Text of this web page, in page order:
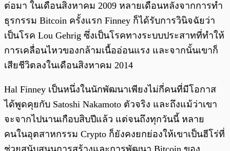
ต่อมา ในเดือนสิงหาคม 2009 หลายเดือนหลังจากการทำ
ธุรกรรม Bitcoin ครั้งแรก Finney ก็ได้รับการวินิจฉัยว่า
เป็นโรค Lou Gehrig ซึ่งเป็นโรคทางระบบประสาทที่ทำให้
การเคลื่อนไหวของกล้ามเนื้ออ่อนแรง และจากนั้นเขาก็
เสียชีวิตลงในเดือนสิงหาคม 2014
Hal Finney เป็นหนึ่งในนักพัฒนาเพียงไม่กี่คนที่มีโอกาส
ได้พูดคุยกับ Satoshi Nakamoto ตัวจริง และถึงแม้ว่าเขา
จะจากไปนานเกือบสิบปีแล้ว แต่จนถึงทุกวันนี้ หลาย
คนในอุตสาหกรรม Crypto ก็ยังคงยกย่องให้เขาเป็นฮีโร่ที่